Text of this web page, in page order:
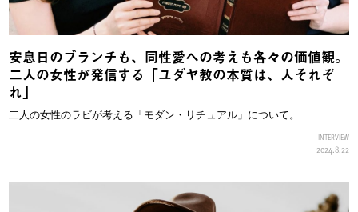
安息日のブランチも、同性愛への考えも各々の価値観。
二人の女性が発信する「ユダヤ教の本質は、人それぞ
れ」
二人の女性のラビが考える「モダン・リチュアル」について。
INTERVIEW
2024.8.22